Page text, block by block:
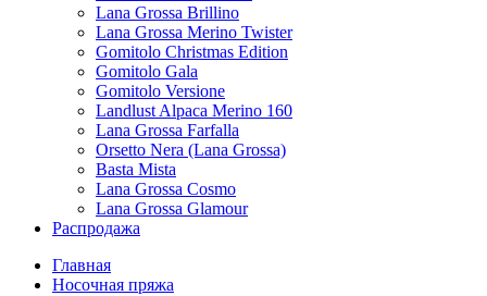
Lana Grossa Brillino
Lana Grossa Merino Twister
Gomitolo Christmas Edition
Gomitolo Gala
Gomitolo Versione
Landlust Alpaca Merino 160
Lana Grossa Farfalla
Orsetto Nera (Lana Grossa)
Basta Mista
Lana Grossa Cosmo
Lana Grossa Glamour
Распродажа
Главная
Носочная пряжа